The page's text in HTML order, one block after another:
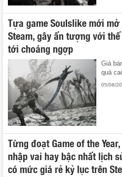
Tựa game Soulslike mới
Steam, gây ấn tượng với
tới choáng ngợp
Giá
quá
05/08/
Từng đoạt Game of the
nhập vai hay bậc nhất lịch
có mức giá rẻ kỷ lục trên